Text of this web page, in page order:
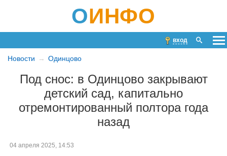
ОИНФО
вход
Новости Одинцово
Под снос: в Одинцово закрывают
детский сад, капитально
отремонтированный полтора года
назад
04 апреля 2025, 14:53